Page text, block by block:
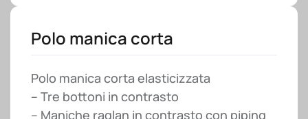
Polo manica corta
Polo manica corta elasticizzata
– Tre bottoni in contrasto
– Maniche raglan in contrasto con piping